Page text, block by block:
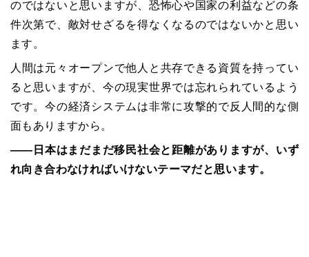
のではないと思いますが、恐怖心や国家の利益などの条
件次第で、敵対せざるを得なくなるのではないかと思い
ます。
人間は元々オープンで他人と共存できる資質を持ってい
ると思いますが、今の現実世界では忘れられているよう
です。今の経済システムは非常に攻撃的で反人間的な側
面もありますから。
――日本はまだまだ移民社会と距離がありますが、いず
れ向き合わなければいけないテーマだと思います。